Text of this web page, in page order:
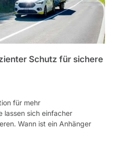
Schutz für sichere
für mehr
lassen sich einfacher
Wann ist ein Anhänger